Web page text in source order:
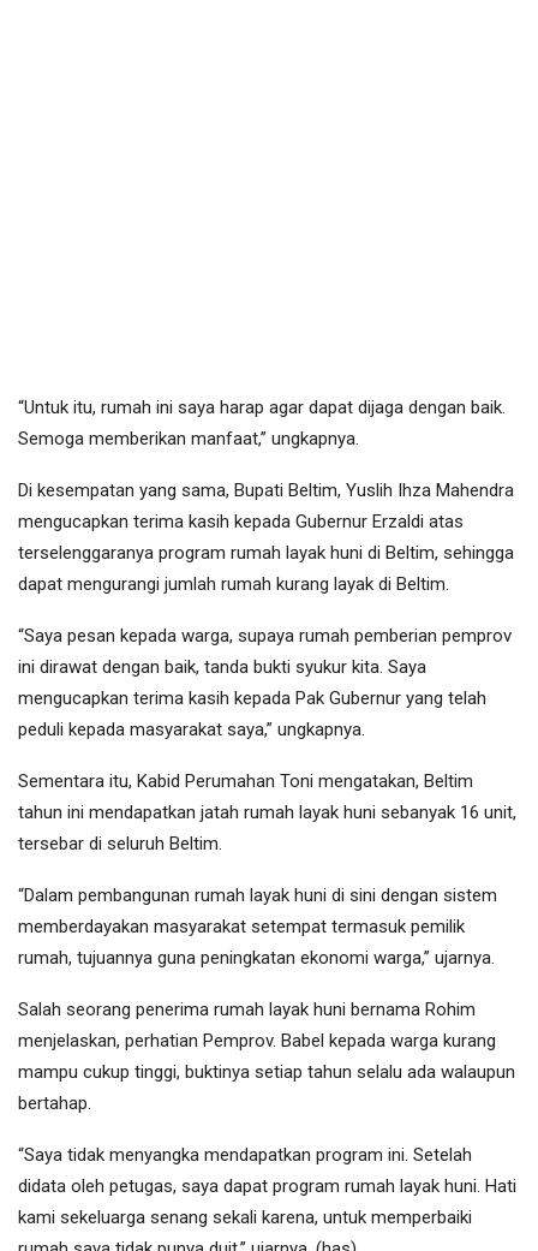
“Untuk itu, rumah ini saya harap agar dapat dijaga dengan baik.
Semoga memberikan manfaat,” ungkapnya.
Di kesempatan yang sama, Bupati Beltim, Yuslih Ihza Mahendra
mengucapkan terima kasih kepada Gubernur Erzaldi atas
terselenggaranya program rumah layak huni di Beltim, sehingga
dapat mengurangi jumlah rumah kurang layak di Beltim.
“Saya pesan kepada warga, supaya rumah pemberian pemprov
ini dirawat dengan baik, tanda bukti syukur kita. Saya
mengucapkan terima kasih kepada Pak Gubernur yang telah
peduli kepada masyarakat saya,” ungkapnya.
Sementara itu, Kabid Perumahan Toni mengatakan, Beltim
tahun ini mendapatkan jatah rumah layak huni sebanyak 16 unit,
tersebar di seluruh Beltim.
“Dalam pembangunan rumah layak huni di sini dengan sistem
memberdayakan masyarakat setempat termasuk pemilik
rumah, tujuannya guna peningkatan ekonomi warga,” ujarnya.
Salah seorang penerima rumah layak huni bernama Rohim
menjelaskan, perhatian Pemprov. Babel kepada warga kurang
mampu cukup tinggi, buktinya setiap tahun selalu ada walaupun
bertahap.
“Saya tidak menyangka mendapatkan program ini. Setelah
didata oleh petugas, saya dapat program rumah layak huni. Hati
kami sekeluarga senang sekali karena, untuk memperbaiki